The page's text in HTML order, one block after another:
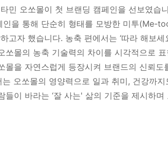
민 오쏘몰이 첫 브랜딩 캠페인을 선보였습
인을 통해 단순히 형태를 모방한 미투(Me-
고자 했습니다. 농축 편에서는 ‘따라 해보
쏘몰의 농축 기술력의 차이를 시각적으로 표
몰을 자연스럽게 등장시켜 브랜드의 신뢰
는 오쏘몰의 영양력으로 일과 취미, 건강까
들이 바라는 ‘잘 사는' 삶의 기준을 제시하